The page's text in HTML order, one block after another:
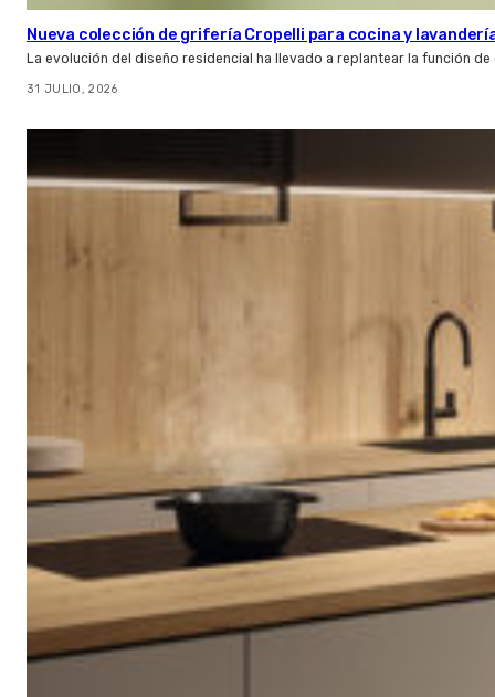
Nueva colección de grifería Cropelli para cocina y
La evolución del diseño residencial ha llevado a replantear la función
31 JULIO, 2026